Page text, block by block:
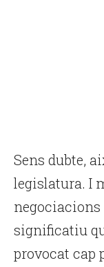
Sens dubte,
legislatura. I
negociacions
significatiu
provocat cap